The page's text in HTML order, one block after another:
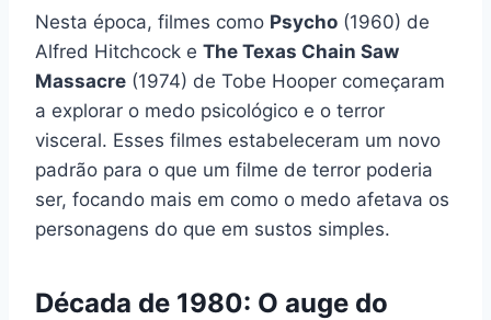
Nesta época, filmes como Psycho (1960) de
Alfred Hitchcock e The Texas Chain Saw
Massacre (1974) de Tobe Hooper começaram
a explorar o medo psicológico e o terror
visceral. Esses filmes estabeleceram um novo
padrão para o que um filme de terror poderia
ser, focando mais em como o medo afetava os
personagens do que em sustos simples.
Década de 1980: O auge do